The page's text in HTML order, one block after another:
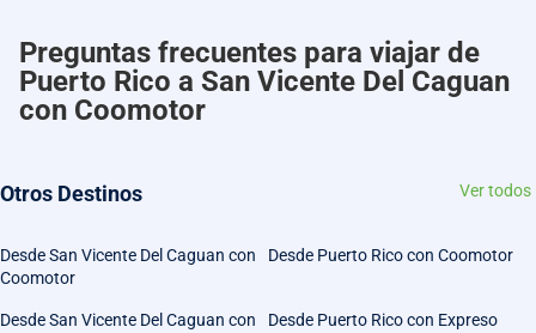
Preguntas frecuentes para viajar de
Puerto Rico a San Vicente Del Caguan
con Coomotor
Otros Destinos Ver todos
Desde San Vicente Del Caguan con
Coomotor
Desde Puerto Rico con Coomotor
Desde San Vicente Del Caguan con
Desde Puerto Rico con Expreso